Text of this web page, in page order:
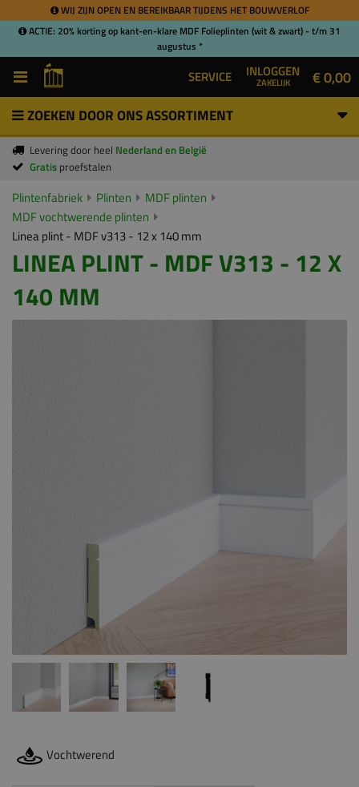
WIJ ZIJN OPEN EN BEREIKBAAR TIJDENS HET BOUWVERLOF
ACTIE: 20% korting op kant-en-klare MDF Folieplinten (wit & zwart) - t/m 31
augustus *
SERVICE INLOGGEN
ZAKELIJK € 0,00
ZOEKEN DOOR ONS ASSORTIMENT
Levering door heel Nederland en België
Gratis proefstalen
Plintenfabriek Plinten
MDF plinten
MDF vochtwerende plinten
Linea plint - MDF v313 - 12 x 140 mm
LINEA PLINT - MDF V313 - 12 X
140 MM
Vochtwerend